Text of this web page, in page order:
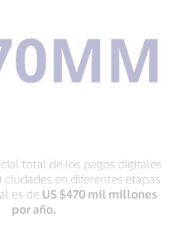
total de los pagos digitales
ciudades en diferentes etapas
es de US $470 mil millones
por año.